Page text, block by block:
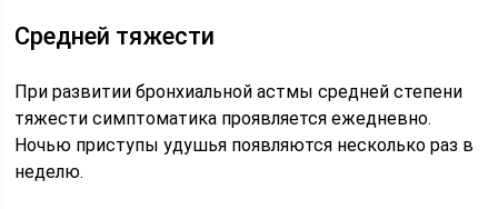
Средней тяжести
При развитии бронхиальной астмы средней степени
тяжести симптоматика проявляется ежедневно.
Ночью приступы удушья появляются несколько раз в
неделю.